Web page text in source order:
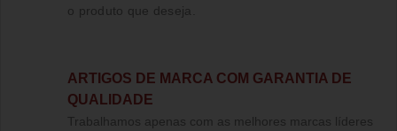
o produto que deseja.
ARTIGOS DE MARCA COM GARANTIA DE
QUALIDADE
Trabalhamos apenas com as melhores marcas líderes